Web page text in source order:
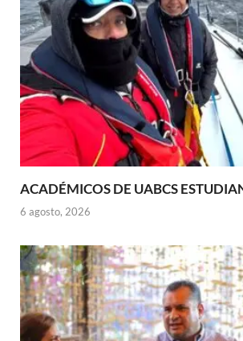
ACADÉMICOS DE UABCS
6 agosto, 2026